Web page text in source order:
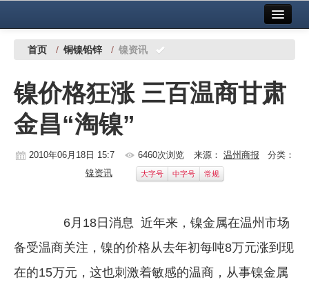
中国有色金属报社主办 广告服务
铜镍铅锌
铝
稀有稀土
镁钛
地矿 建设
首页 / 铜镍铅锌 / 镍资讯
镍价格狂涨 三百温商甘肃
金昌“淘镍”
2010年06月18日 15:7 6460次浏览 来源： 温州商报 分类：
镍资讯
大字号 中字号 常规
6月18日消息 近年来，镍金属在温州市场
备受温商关注，镍的价格从去年初每吨8万元涨到现
在的15万元，这也刺激着敏感的温商，从事镍金属